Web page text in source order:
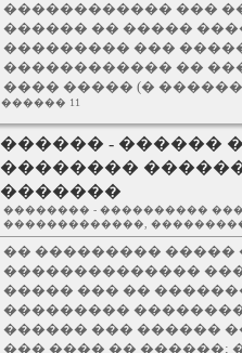
������������ ���
������ �� �����
��������� ���
������������ ��
���� ����� (�
������ 11
������ - ������
��������
�������
�������� - ����������
�������������,
�� ��������� �����
��������������
����� ��� ��
���������
������ ��� ������
��� ���� �� ������;